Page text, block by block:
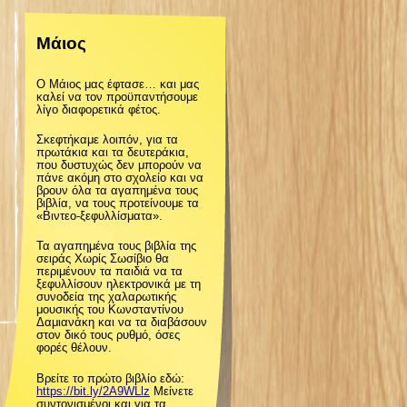
ή
τ
η
σ
η
ς
Μάιος
Ο Μάιος μας έφτασε… και μας
καλεί να τον προϋπαντήσουμε
λίγο διαφορετικά φέτος.
Σκεφτήκαμε λοιπόν, για τα
πρωτάκια και τα δευτεράκια,
που δυστυχώς δεν μπορούν να
πάνε ακόμη στο σχολείο και να
βρουν όλα τα αγαπημένα τους
βιβλία, να τους προτείνουμε τα
«Βιντεο-ξεφυλλίσματα».
Τα αγαπημένα τους βιβλία της
σειράς Χωρίς Σωσίβιο θα
περιμένουν τα παιδιά να τα
ξεφυλλίσουν ηλεκτρονικά με τη
συνοδεία της χαλαρωτικής
μουσικής του Κωνσταντίνου
Δαμιανάκη και να τα διαβάσουν
στον δικό τους ρυθμό, όσες
φορές θέλουν.
Βρείτε το πρώτο βιβλίο εδώ:
https://bit.ly/2A9WLlz Μείνετε
συντονισμένοι και για τα